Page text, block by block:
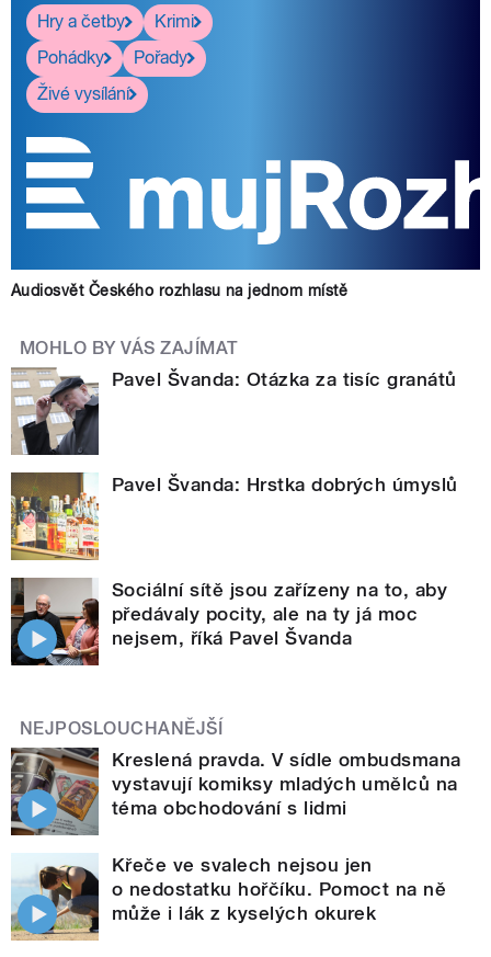
Hry a četby
Krimi
Pohádky
Pořady
Živé vysílání
Audiosvět Českého rozhlasu na jednom místě
MOHLO BY VÁS ZAJÍMAT
Pavel Švanda: Otázka za tisíc granátů
Pavel Švanda: Hrstka dobrých úmyslů
Sociální sítě jsou zařízeny na to, aby
předávaly pocity, ale na ty já moc
nejsem, říká Pavel Švanda
NEJPOSLOUCHANĚJŠÍ
Kreslená pravda. V sídle ombudsmana
vystavují komiksy mladých umělců na
téma obchodování s lidmi
Křeče ve svalech nejsou jen
o nedostatku hořčíku. Pomoct na ně
může i lák z kyselých okurek